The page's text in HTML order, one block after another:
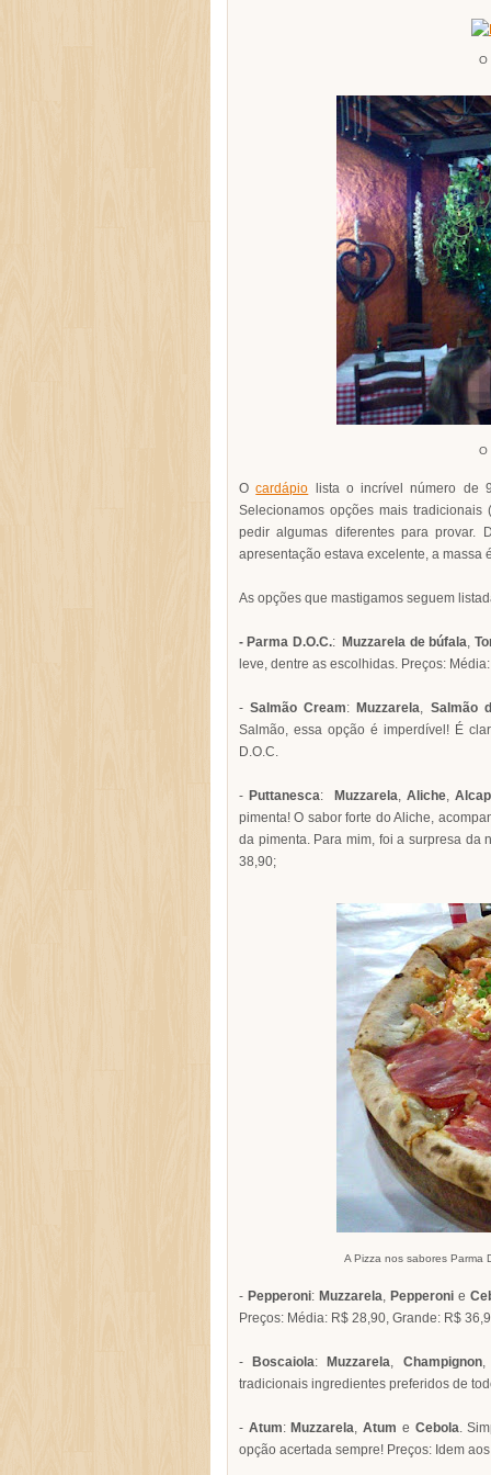
O
O
Ocardápio lista o incrível número de
Selecionamos opções mais
pedir algumas diferentes para provar.
apresentação estava excelente, a massa
As opções que mastigamos seguem
- Parma D.O.C.: Muzzarela de búfala,
leve, dentre as escolhidas. Preços:
-Salmão Cream: Muzzarela, Salmão
Salmão, essa opção é imperdível! É
D.O.C.
- Puttanesca: Muzzarela, Aliche,
pimenta! O sabor forte do Aliche,
da pimenta. Para mim, foi a surpresa da
38,90;
A Pizza nos sabores Parma
- Pepperoni: Muzzarela, Pepperoni e
Preços: Média: R$ 28,90, Grande: R$
- Boscaiola: Muzzarela, Champignon
tradicionais ingredientes preferidos de
- Atum: Muzzarela,Atum e Cebola.
opção acertada sempre! Preços: Idem